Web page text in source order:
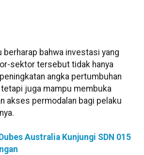
berharap bahwa investasi yang
sektor tersebut tidak hanya
angka pertumbuhan
juga mampu membuka
akses permodalan bagi pelaku
Australia Kunjungi SDN 015